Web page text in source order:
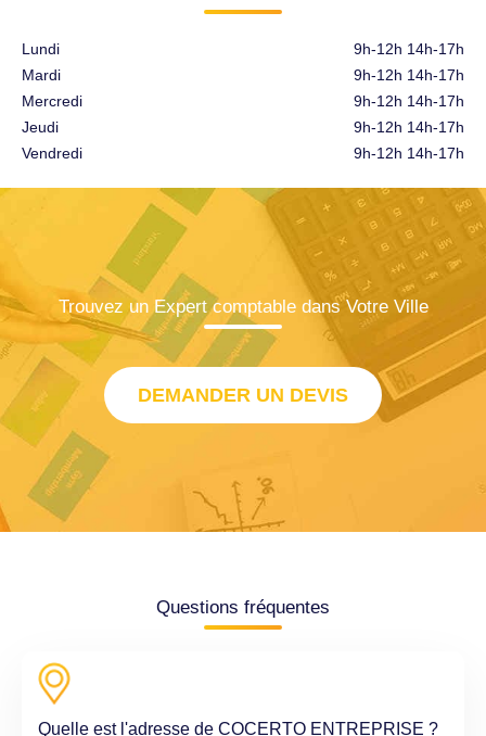
Lundi
Mardi
Mercredi
Jeudi
Vendredi
9h-12h 14h-17h
9h-12h 14h-17h
9h-12h 14h-17h
9h-12h 14h-17h
9h-12h 14h-17h
Trouvez un Expert comptable dans Votre Ville
DEMANDER UN DEVIS
Questions fréquentes
Quelle est l'adresse de COCERTO ENTREPRISE ?